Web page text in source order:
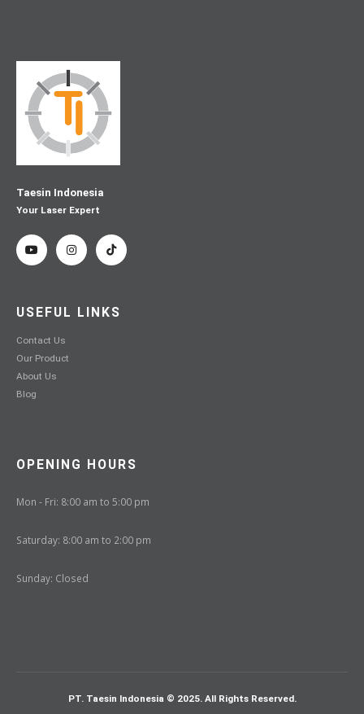
Taesin Indonesia
Your Laser Expert
USEFUL LINKS
Contact Us
Our Product
About Us
Blog
OPENING HOURS
Mon - Fri: 8:00 am to 5:00 pm
Saturday: 8:00 am to 2:00 pm
Sunday: Closed
PT. Taesin Indonesia © 2025. All Rights Reserved.